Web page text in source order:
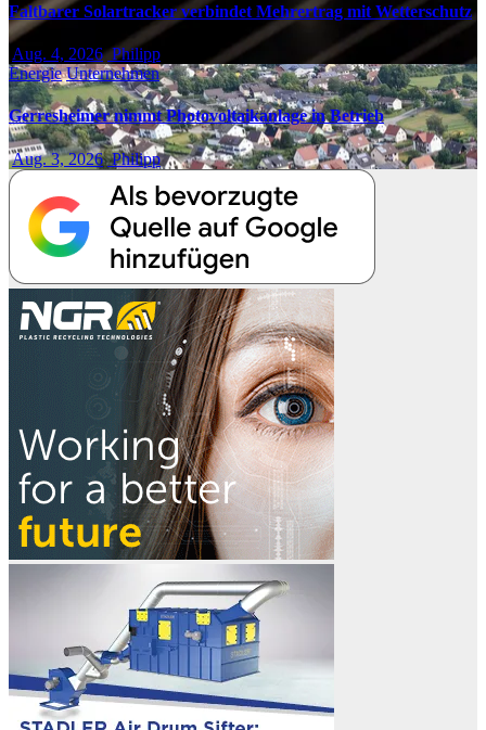
Faltbarer Solartracker verbindet Mehrertrag mit Wetterschutz
Aug. 4, 2026 Philipp
Energie Unternehmen
Gerresheimer nimmt Photovoltaikanlage in Betrieb
Aug. 3, 2026 Philipp